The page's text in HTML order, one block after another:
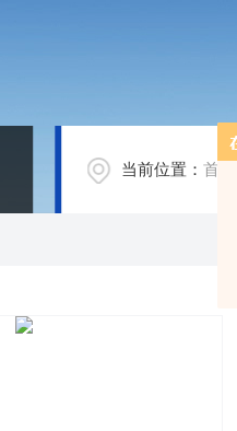
当前位置：首页